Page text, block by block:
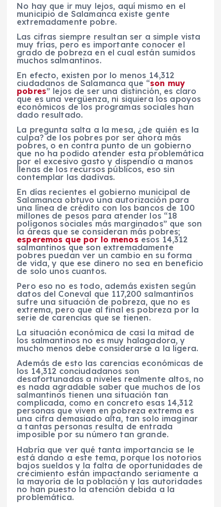
No hay que ir muy lejos, aquí mismo en el
municipio de Salamanca existe gente
extremadamente pobre.
Las cifras siempre resultan ser a simple vista
muy frías, pero es importante conocer el
grado de pobreza en el cual están sumidos
muchos salmantinos.
En efecto, existen por lo menos 14,312
ciudadanos de Salamanca que “son muy
pobres” lejos de ser una distinción, es claro
que es una vergüenza, ni siquiera los apoyos
económicos de los programas sociales han
dado resultado.
La pregunta salta a la mesa, ¿de quién es la
culpa? de los pobres por ser ahora más
pobres, o en contra punto de un gobierno
que no ha podido atender esta problemática
por el excesivo gasto y dispendio a manos
llenas de los recursos públicos, eso sin
contemplar las dadivas.
En días recientes el gobierno municipal de
Salamanca obtuvo una autorización para
una línea de crédito con los bancos de 100
millones de pesos para atender los “18
polígonos sociales más marginados” que son
la áreas que se consideran más pobres;
esperemos que por lo menos esos 14,312
salmantinos que son extremadamente
pobres puedan ver un cambio en su forma
de vida, y que ese dinero no sea en beneficio
de solo unos cuantos.
Pero eso no es todo, además existen según
datos del Coneval que 117,200 salmantinos
sufre una situación de pobreza, que no es
extrema, pero que al final es pobreza por la
serie de carencias que se tienen.
La situación económica de casi la mitad de
los salmantinos no es muy halagadora, y
mucho menos debe considerarse a la ligera.
Además de esto las carencias económicas de
los 14,312 conciudadanos son
desafortunadas a niveles realmente altos, no
es nada agradable saber que muchos de los
salmantinos tienen una situación tan
complicada, como en concreto esas 14,312
personas que viven en pobreza extrema es
una cifra demasiado alta, tan solo imaginar
a tantas personas resulta de entrada
imposible por su número tan grande.
Habría que ver qué tanta importancia se le
está dando a este tema, porque los notorios
bajos sueldos y la falta de oportunidades de
crecimiento están impactando seriamente a
la mayoría de la población y las autoridades
no han puesto la atención debida a la
problemática.